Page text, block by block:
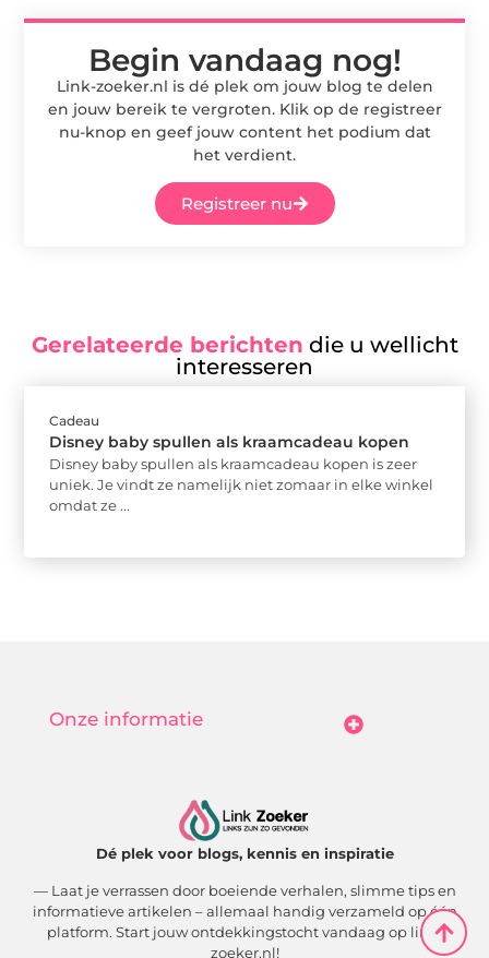
Begin vandaag nog!
Link-zoeker.nl is dé plek om jouw blog te delen
en jouw bereik te vergroten. Klik op de registreer
nu-knop en geef jouw content het podium dat
het verdient.
Registreer nu
Gerelateerde berichten die u wellicht
interesseren
Cadeau
Disney baby spullen als kraamcadeau kopen
Disney baby spullen als kraamcadeau kopen is zeer
uniek. Je vindt ze namelijk niet zomaar in elke winkel
omdat ze ...
Dé plek voor blogs, kennis en inspiratie
— Laat je verrassen door boeiende verhalen, slimme tips en
informatieve artikelen – allemaal handig verzameld op één
platform. Start jouw ontdekkingstocht vandaag op link-
zoeker.nl!
Onze informatie